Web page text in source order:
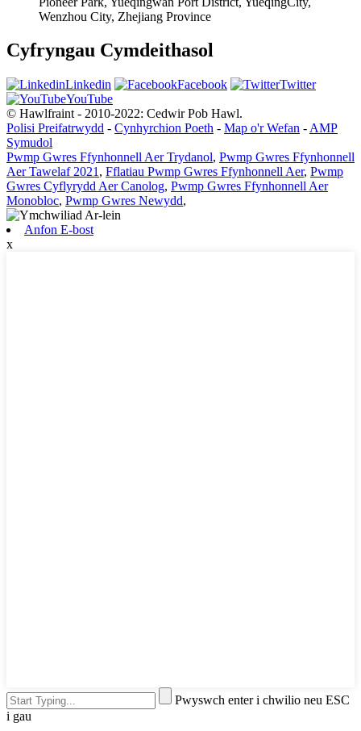
Wenzhou City, Zhejiang Province
Cyfryngau Cymdeithasol
Linkedin Facebook
Twitter
YouTube
© Hawlfraint - 2010-2022: Cedwir Pob Hawl.
Polisi Preifatrwydd - Cynhyrchion Poeth - Map o'r Wefan - AMP
Symudol
Pwmp Gwres Ffynhonnell Aer Trydanol, Pwmp Gwres Ffynhonnell
Aer Tawelaf 2021 , Fflatiau Pwmp Gwres Ffynhonnell Aer, Pwmp
Gwres Cyflyrydd Aer Canolog, Pwmp Gwres Ffynhonnell Aer
Monobloc, Pwmp Gwres Newydd,
Anfon E-bost
x
Pwyswch enter i chwilio neu ESC
i gau